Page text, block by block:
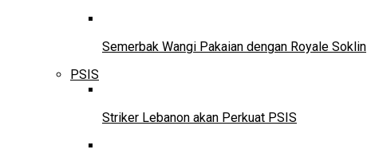
Semerbak Wangi Pakaian dengan Royale Soklin
PSIS
Striker Lebanon akan Perkuat PSIS